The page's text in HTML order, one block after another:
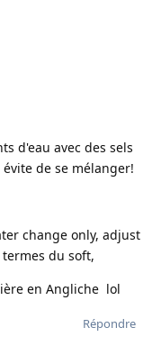
d'eau avec des sels
de se mélanger!
change only, adjust
du soft,
en Angliche lol
Répondre